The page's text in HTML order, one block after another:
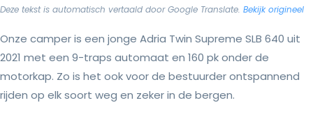
Deze tekst is automatisch vertaald door Google Translate. Bekijk origineel
Onze camper is een jonge Adria Twin Supreme SLB 640 uit
2021 met een 9-traps automaat en 160 pk onder de
motorkap. Zo is het ook voor de bestuurder ontspannend
rijden op elk soort weg en zeker in de bergen.